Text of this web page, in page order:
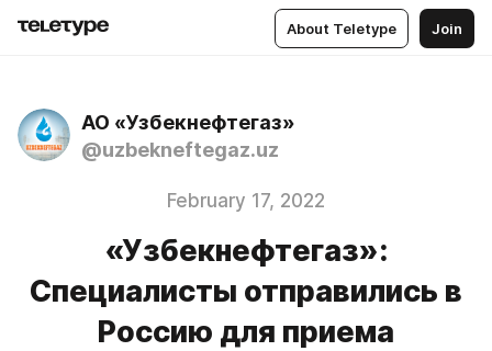
About Teletype Join
АО «Узбекнефтегаз»
@uzbekneftegaz.uz
February 17, 2022
«Узбекнефтегаз»:
Специалисты отправились в
Россию для приема